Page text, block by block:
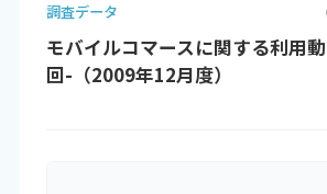
調査データ
モバイルコマースに関する利用
回-（2009年12月度）